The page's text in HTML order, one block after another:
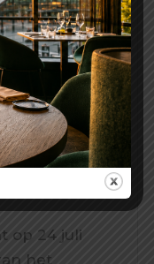
op 24 juli
het